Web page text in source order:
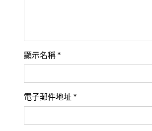
顯示名稱 *
電子郵件地址 *